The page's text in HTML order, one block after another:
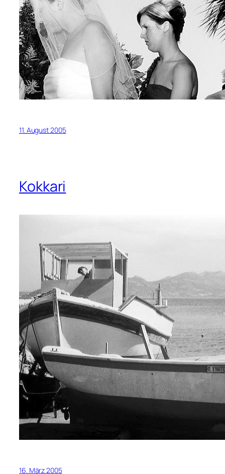
11. August 2005
Kokkari
16. März 2005